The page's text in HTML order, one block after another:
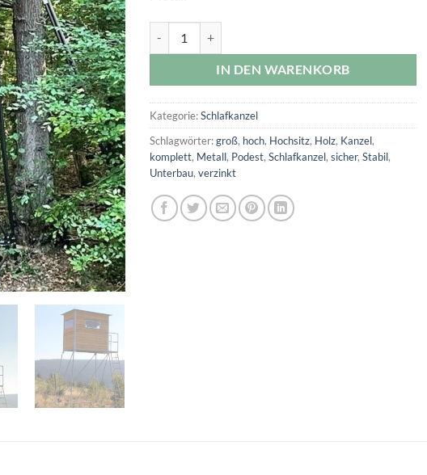
IN DEN WARENKORB
Kategorie:Schlafkanzel
Schlagwörter:groß, hoch, Hochsitz, Holz, Kanzel,
komplett, Metall, Podest, Schlafkanzel, sicher, Stabil,
Unterbau, verzinkt